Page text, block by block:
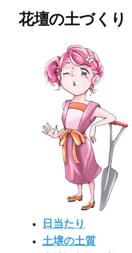
花壇の土づくり
日当たり
土壌の土質